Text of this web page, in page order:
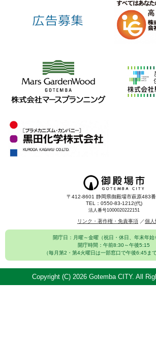
〒412-8601 静岡県御殿場市萩原483
TEL：0550-83-1212(代)
法人番号1000020222151
リンク・著作権・免責事項 個人
開庁日：月曜～金曜（祝日・休日、年末年始
開庁時間：午前8:30～午後5:15
（毎月第2・第4火曜日は一部窓口で午後6:45ま
Copyright (C) 2026 Gotemba CITY. All